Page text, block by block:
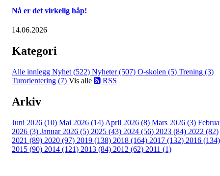
Nå er det virkelig håp!
14.06.2026
Kategori
Alle innlegg Nyhet (522) Nyheter (507) O-skolen (5) Trening (3)
Turorientering (7) Vis alle RSS
Arkiv
Juni 2026 (10) Mai 2026 (14) April 2026 (8) Mars 2026 (3)
2026 (3) Januar 2026 (5) 2025 (43) 2024 (56) 2023 (84) 2022 (82)
2021 (89) 2020 (97) 2019 (138) 2018 (164) 2017 (132) 2016 (134)
2015 (90) 2014 (121) 2013 (84) 2012 (62) 2011 (1)